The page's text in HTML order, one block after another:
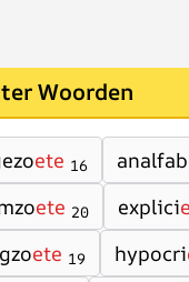
Woorden
ete 16 analfab
ete 20 explici
ete 19 hypocri